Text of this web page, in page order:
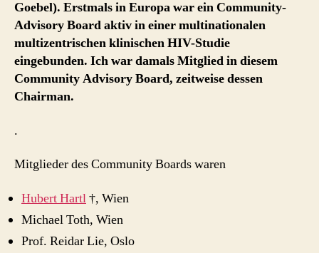
zu
HIV-
1
rgp-
160,
Immuno
Goebel). Erstmals in Europa war ein Community-
Advisory Board aktiv in einer multinationalen
multizentrischen klinischen HIV-Studie
eingebunden. Ich war damals Mitglied in diesem
Community Advisory Board, zeitweise dessen
Chairman.
.
Mitglieder des Community Boards waren
Hubert Hartl†, Wien
Michael Toth, Wien
Prof. Reidar Lie, Oslo